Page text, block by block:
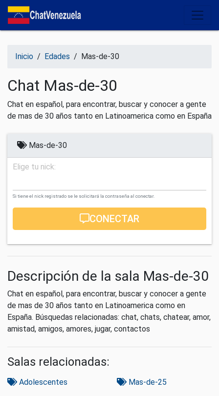
Salir del contenido
Inicio / Edades / Mas-de-30
Chat Mas-de-30
Chat en español, para encontrar, buscar y conocer a gente
de mas de 30 años tanto en Latinoamerica como en España
Mas-de-30
Elige tu nick:
Si tiene el nick registrado se le solicitará la contraseña al conectar.
CONECTAR
Descripción de la sala Mas-de-30
Chat en español, para encontrar, buscar y conocer a gente
de mas de 30 años tanto en Latinoamerica como en
España. Búsquedas relacionadas: chat, chats, chatear, amor,
amistad, amigos, amores, jugar, contactos
Salas relacionadas:
Adolescentes Mas-de-25